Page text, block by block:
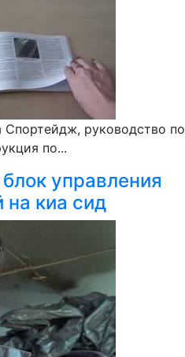
Спортейдж, руководство по
по...
управления
на киа сид